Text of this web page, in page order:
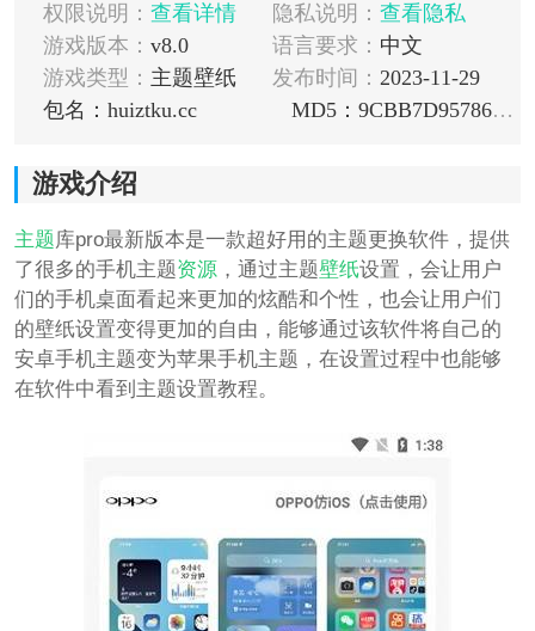
权限说明： 查看详情 隐私说明： 查看隐私
游戏版本： v8.0 语言要求： 中文
游戏类型： 主题壁纸 发布时间： 2023-11-29
包名：huiztku.cc
MD5：9CBB7D95786AF01FAAFFFE21F0BB8696
游戏介绍
主题库pro最新版本是一款超好用的主题更换软件，提供
了很多的手机主题资源，通过主题壁纸设置，会让用户
们的手机桌面看起来更加的炫酷和个性，也会让用户们
的壁纸设置变得更加的自由，能够通过该软件将自己的
安卓手机主题变为苹果手机主题，在设置过程中也能够
在软件中看到主题设置教程。